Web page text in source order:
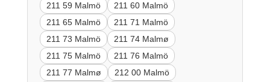
211 59 Malmö
211 60 Malmö
211 65 Malmö
211 71 Malmö
211 73 Malmö
211 74 Malmø
211 75 Malmö
211 76 Malmö
211 77 Malmø
212 00 Malmö